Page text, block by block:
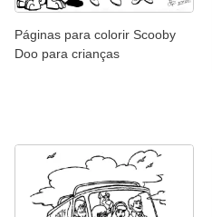
Páginas para colorir Scooby
Doo para crianças